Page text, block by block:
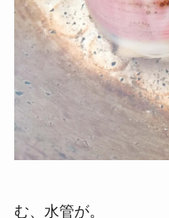
む、水管が。